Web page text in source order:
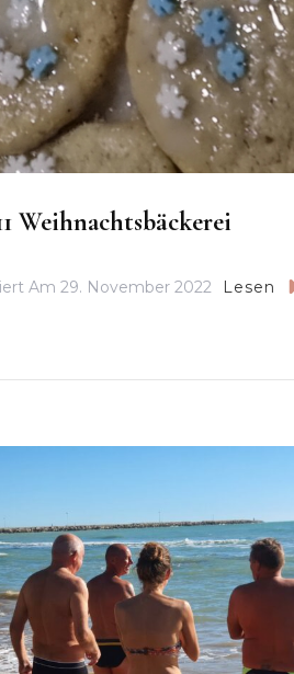
Weihnachtsbäckerei
Am 29. November 2022 Lesen